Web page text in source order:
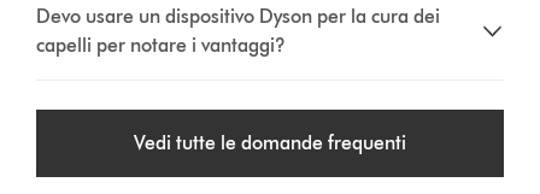
Devo usare un dispositivo Dyson per la cura dei
capelli per notare i vantaggi?
Vedi tutte le domande frequenti